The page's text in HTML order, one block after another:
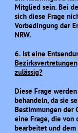
Mitglied sein. Bei
sich diese Frage
Vorbedingung der
NRW.
6. Ist eine
zulässig?
Diese Frage
behandeln, da sie
Bestimmungen der
eine Frage, die von
bearbeitet und